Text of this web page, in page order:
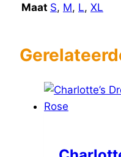
Maat S, M, L, XL